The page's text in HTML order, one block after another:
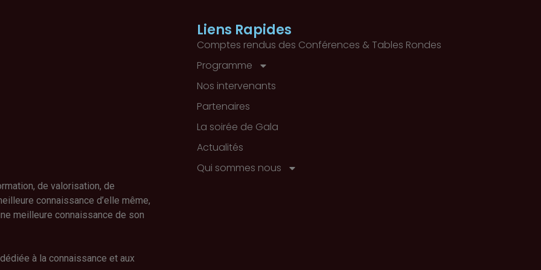
de valorisation, de
connaissance d’elle même,
meilleure connaissance de son
à la connaissance et aux
Liens Rapides
Comptes rendus des Conférences & Tables Rondes
Programme
Nos intervenants
Partenaires
La soirée de Gala
Actualités
Qui sommes nous